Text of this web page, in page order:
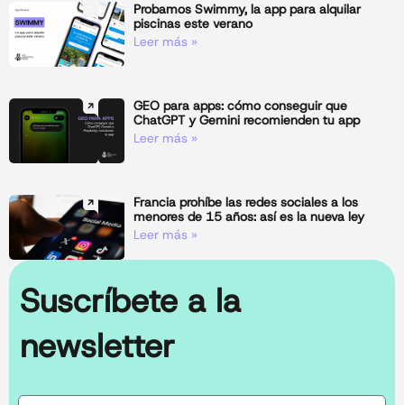
Probamos Swimmy, la app para alquilar
piscinas este verano
Leer más »
GEO para apps: cómo conseguir que
ChatGPT y Gemini recomienden tu app
Leer más »
Francia prohíbe las redes sociales a los
menores de 15 años: así es la nueva ley
Leer más »
Suscríbete a la
newsletter